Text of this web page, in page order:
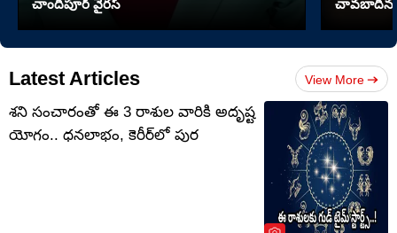
చాందీపూర్ వైరస్
చావబాదిన
Latest Articles View More
శని సంచారంతో ఈ 3 రాశుల వారికి అదృష్ట
యోగం.. ధనలాభం, కెరీర్‌లో పుర